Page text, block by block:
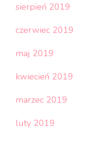
sierpień 2019
czerwiec 2019
maj 2019
kwiecień 2019
marzec 2019
luty 2019